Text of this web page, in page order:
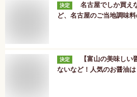
決定
名古屋でしか買え
ど、名古屋のご当地調味
決定
【富山の美味しい
ないなど！人気のお醤油は